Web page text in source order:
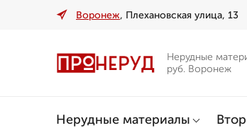
Воронеж, Плехановская улица, 13
Нерудные
руб. Воронеж
Нерудные материалы